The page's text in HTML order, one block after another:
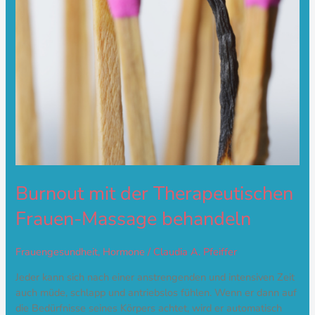
Burnout mit der Therapeutischen
Frauen-Massage behandeln
Frauengesundheit, Hormone / Claudia A. Pfeiffer
Jeder kann sich nach einer anstrengenden und intensiven Zeit
auch müde, schlapp und antriebslos fühlen. Wenn er dann auf
die Bedürfnisse seines Körpers achtet, wird er automatisch